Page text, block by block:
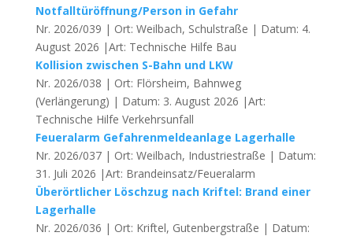
Notfalltüröffnung/Person in Gefahr
Nr. 2026/039 | Ort: Weilbach, Schulstraße | Datum: 4.
August 2026 |Art: Technische Hilfe Bau
Kollision zwischen S-Bahn und LKW
Nr. 2026/038 | Ort: Flörsheim, Bahnweg
(Verlängerung) | Datum: 3. August 2026 |Art:
Technische Hilfe Verkehrsunfall
Feueralarm Gefahrenmeldeanlage Lagerhalle
Nr. 2026/037 | Ort: Weilbach, Industriestraße | Datum:
31. Juli 2026 |Art: Brandeinsatz/Feueralarm
Überörtlicher Löschzug nach Kriftel: Brand einer
Lagerhalle
Nr. 2026/036 | Ort: Kriftel, Gutenbergstraße | Datum: